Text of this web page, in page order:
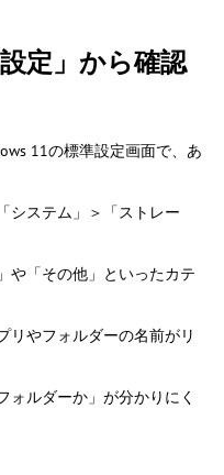
定」から確認
11の標準設定画面で、あ
システム」＞「ストレー
や「その他」といったカテ
リやフォルダーの名前がリ
ォルダーか」が分かりにく